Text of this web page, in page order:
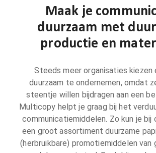
Maak je
duurzaam met
productie en
Steeds meer organisaties kiezen
duurzaam te ondernemen, omdat
steentje willen bijdragen aan een
Multicopy helpt je graag bij het
communicatiemiddelen. Zo kun je bij
een groot assortiment duurzame
(herbruikbare) promotiemiddelen